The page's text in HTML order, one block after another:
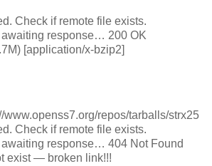
Check if remote file exists.
awaiting response… 200 OK
[application/x-bzip2]
www.openss7.org/repos/tarballs/strx25
Check if remote file exists.
awaiting response… 404 Not Found
exist — broken link!!!